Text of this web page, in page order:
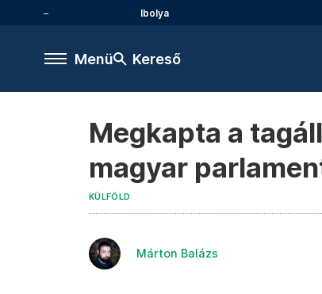
Ibolya
Menü Kereső
Megkapta a
magyar
KÜLFÖLD
Márton Balázs